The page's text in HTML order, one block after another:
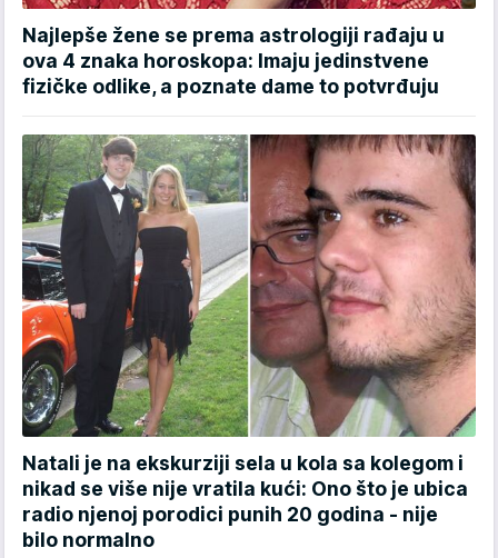
Najlepše žene se prema astrologiji rađaju u
ova 4 znaka horoskopa: Imaju jedinstvene
fizičke odlike, a poznate dame to potvrđuju
Natali je na ekskurziji sela u kola sa kolegom i
nikad se više nije vratila kući: Ono što je ubica
radio njenoj porodici punih 20 godina - nije
bilo normalno